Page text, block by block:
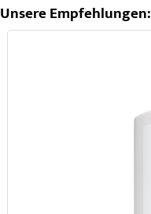
Unsere Empfehlungen: